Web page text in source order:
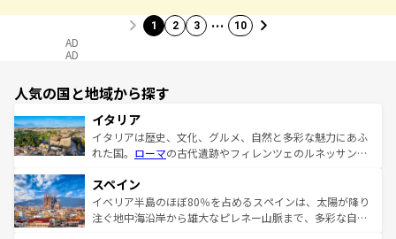
1 2 3 … 10
AD
AD
人気の国と地域から探す
イタリア
イタリアは歴史、文化、グルメ、自然と多彩な魅力にあふ
れた国。 ローマの古代遺跡やフィレンツェのルネッサンス
ろん、トスカーナの美しい田園風景やアマルフィ海岸の絶
景など、自然景観も見逃せない。観光の合間には、本場の
ピザやパスタなど、絶品のイタリア料理を堪能することも
スペイン
イベリア半島のほぼ80％を占めるスペインは、太陽が降り
注ぐ地中海沿岸から雄大なピレネー山脈まで、多彩な自然